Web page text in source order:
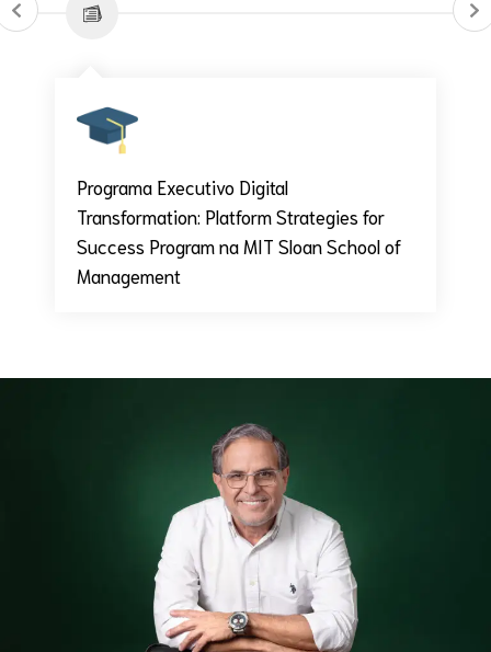
Programa Executivo Digital
Transformation: Platform Strategies for
Success Program na MIT Sloan School of
Management